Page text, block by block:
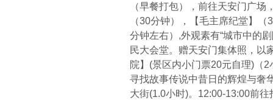
（早餐打包），前往天安门广
（30分钟），【毛主席纪堂】
分钟左右）,外观素有“城市中的
民大会堂。赠天安门集体照，以
院】(景区内小门票20元自理)（
寻找故事传说中昔日的辉煌与奢
大街(1.0小时)。12:00-13:00前